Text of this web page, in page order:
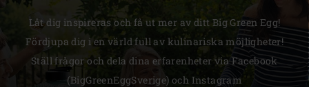
Låt dig inspireras och få ut mer av ditt Big Green Egg!
Fördjupa dig i en värld full av kulinariska möjligheter!
Ställ frågor och dela dina erfarenheter via Facebook
(BigGreenEggSverige) och Instagram